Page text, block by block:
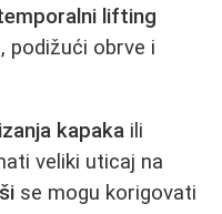
lifting
podižući obrve i
kapaka ili
veliki uticaj na
se mogu korigovati